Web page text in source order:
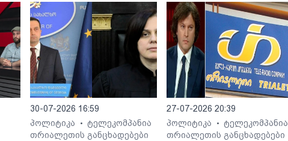
30-07-2026 16:59
პოლიტიკა
• ტელეკომპანია
თრიალეთის განცხადებები
27-07-2026 20:39
პოლიტიკა
• ტელეკომპანია
თრიალეთის განცხადებები